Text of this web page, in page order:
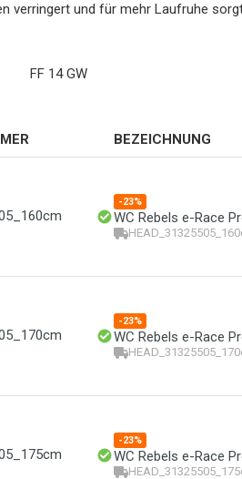
verringert und für mehr Laufruhe
FF 14 GW
BEZEICHNUNG
-23%
WC Rebels e-Race
-23%
WC Rebels e-Race
-23%
WC Rebels e-Race